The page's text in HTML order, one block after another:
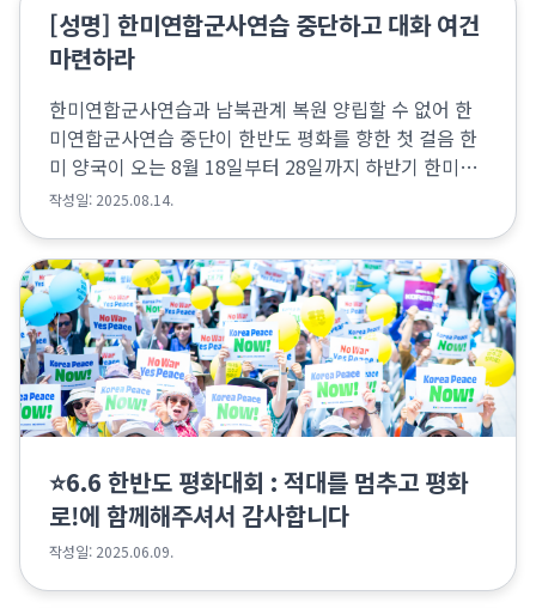
[성명] 한미연합군사연습 중단하고 대화 여건
마련하라
한미연합군사연습과 남북관계 복원 양립할 수 없어 한
미연합군사연습 중단이 한반도 평화를 향한 첫 걸음 한
미 양국이 오는 8월 18일부터 28일까지 하반기 한미연
합군사연습 ‘을지프리덤실드(UFS)’를 진행할 예정이다.
작성일: 2025.08.14.
⭐️6.6 한반도 평화대회 : 적대를 멈추고 평화
로!에 함께해주셔서 감사합니다
작성일: 2025.06.09.